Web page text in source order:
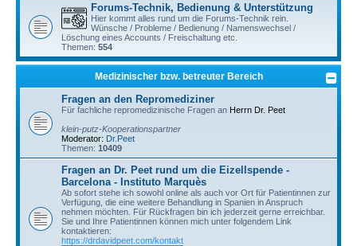
Forums-Technik, Bedienung & Unterstützung
Hier kommt alles rund um die Forums-Technik rein.
Wünsche / Probleme / Bedienung / Namenswechsel /
Löschung eines Accounts / Freischaltung etc.
Themen: 554
Medizinischer bzw. betreuter Bereich
Fragen an den Repromediziner
Für fachliche repromedizinische Fragen an Herrn Dr. Peet
klein-putz-Kooperationspartner
Moderator: Dr.Peet
Themen: 10409
Fragen an Dr. Peet rund um die Eizellspende -
Barcelona - Instituto Marquès
Ab sofort stehe ich sowohl online als auch vor Ort für Patientinnen zur
Verfügung, die eine weitere Behandlung in Spanien in Anspruch
nehmen möchten. Für Rückfragen bin ich jederzeit gerne erreichbar.
Sie und Ihre Patientinnen können mich unter folgendem Link
kontaktieren:
https://drdavidpeet.com/kontakt